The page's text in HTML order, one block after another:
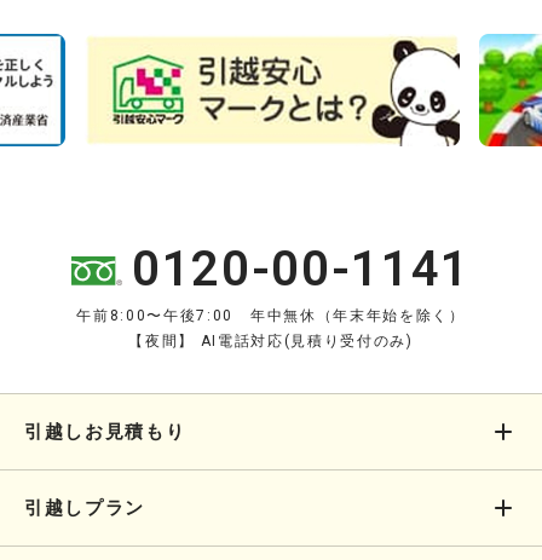
0120-00-1141
午前8:00〜午後7:00 年中無休（年末年始を除く）
【夜間】 AI電話対応(見積り受付のみ)
引越しお見積もり
引越しプラン